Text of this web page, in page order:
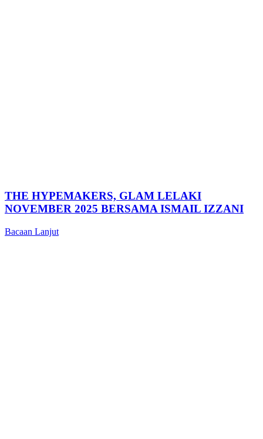
THE HYPEMAKERS, GLAM LELAKI
NOVEMBER 2025 BERSAMA ISMAIL IZZANI
Bacaan Lanjut